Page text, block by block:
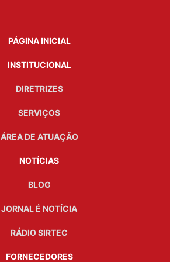
PÁGINA INICIAL
INSTITUCIONAL
DIRETRIZES
SERVIÇOS
ÁREA DE ATUAÇÃO
NOTÍCIAS
BLOG
JORNAL É NOTÍCIA
RÁDIO SIRTEC
FORNECEDORES